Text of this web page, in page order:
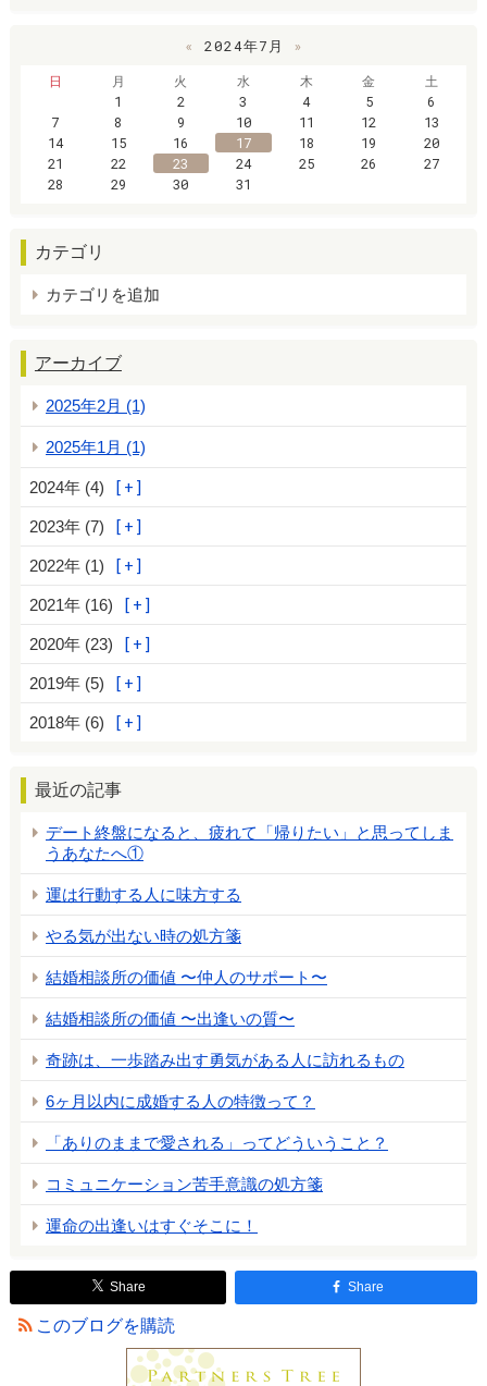
« 2024年7月
»
日
月 火 水 木 金
土
1
2 3 4 5
6
7
8 9 10 11 12
13
14
15 16 17 18 19
20
21
22 23 24 25 26
27
28
29 30 31
カテゴリ
カテゴリを追加
アーカイブ
2025年2月 (1)
2025年1月 (1)
2024年 (4)
2023年 (7)
2022年 (1)
2021年 (16)
2020年 (23)
2019年 (5)
2018年 (6)
最近の記事
デート終盤になると、疲れて「帰りたい」と思ってしま
うあなたへ①
運は行動する人に味方する
やる気が出ない時の処方箋
結婚相談所の価値 〜仲人のサポート〜
結婚相談所の価値 〜出逢いの質〜
奇跡は、一歩踏み出す勇気がある人に訪れるもの
6ヶ月以内に成婚する人の特徴って？
「ありのままで愛される」ってどういうこと？
コミュニケーション苦手意識の処方箋
運命の出逢いはすぐそこに！
Share Share
このブログを購読